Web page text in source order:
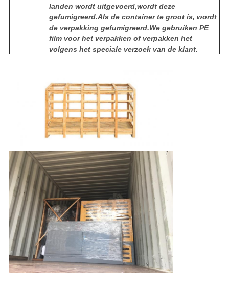
landen wordt uitgevoerd,wordt deze
gefumigreerd.Als de container te groot is, wordt
de verpakking gefumigreerd.We gebruiken PE
film voor het verpakken of verpakken het
volgens het speciale verzoek van de klant.